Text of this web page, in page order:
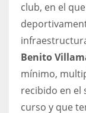
club, en el
Benito
mínimo,
recibido en el
curso y que